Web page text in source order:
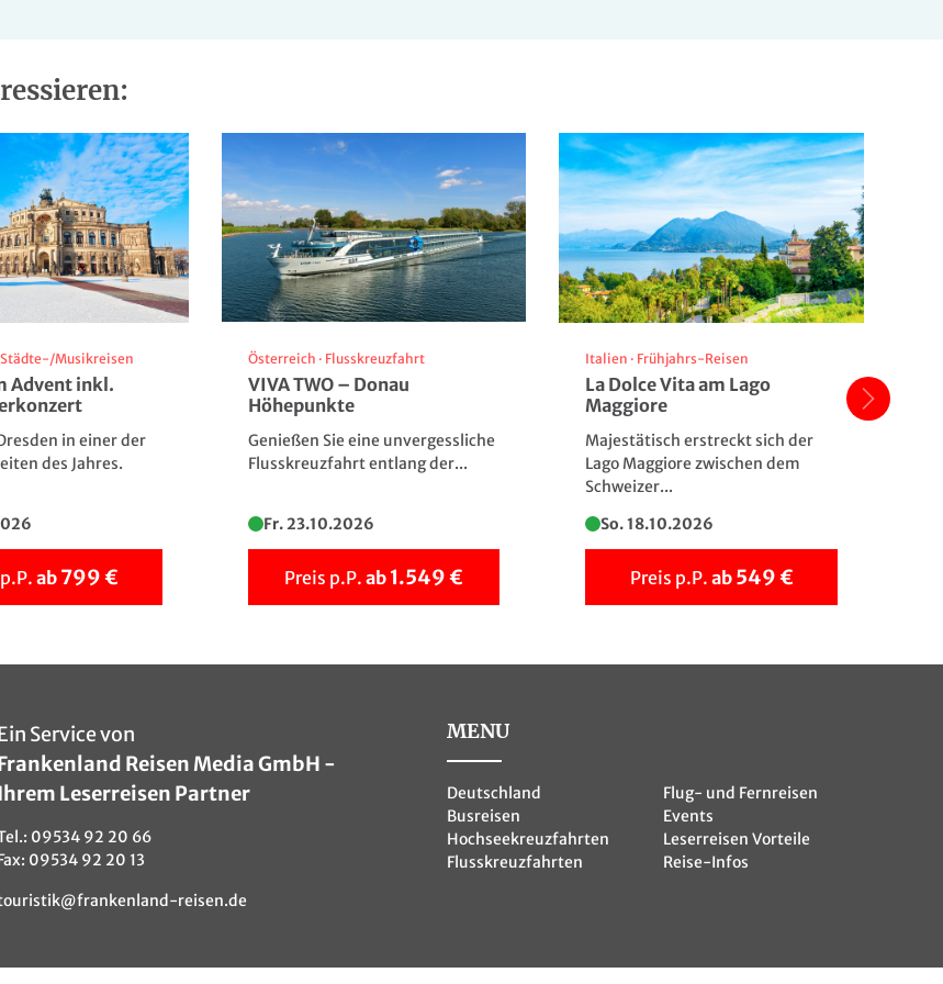
© oneinchpunch - stock.adobe.com
Städte-/Musikreisen
Advent inkl.
in einer der
des Jahres.
ab 799 €
Österreich · Flusskreuzfahrt
VIVA TWO – Donau
Höhepunkte
Genießen Sie eine unvergessliche
Flusskreuzfahrt entlang der...
Fr. 23.10.2026
Preis p.P. ab 1.549 €
Italien · Frühjahrs-Reisen
La Dolce Vita am Lago
Maggiore
Majestätisch erstreckt sich der
Lago Maggiore zwischen dem
Schweizer...
So. 18.10.2026
Preis p.P. ab 549 €
Service von
Reisen Media GmbH -
Leserreisen Partner
09534 92 20 66
09534 92 20 13
reisen.de
MENU
Deutschland
Busreisen
Hochseekreuzfahrten
Flusskreuzfahrten
Flug- und Fernreisen
Events
Leserreisen Vorteile
Reise-Infos